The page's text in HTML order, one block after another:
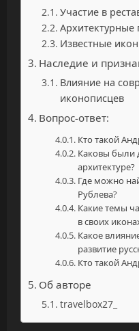
Участие в
Архитектурные
Известные
Наследие и
Влияние на
иконописцев
Вопрос-ответ:
Кто такой
Каковы были
архитектуре?
Где можно
Рублева?
Какие темы
в своих
Какое
развитие
Кто такой
Об авторе
travelbox27_